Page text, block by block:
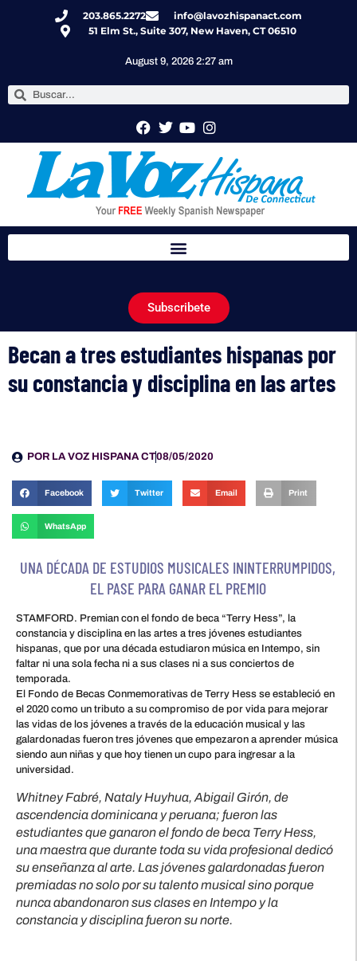
203.865.2272
info@lavozhispanact.com
51 Elm St., Suite 307, New Haven, CT 06510
August 9, 2026 2:27 am
Subscribete
Becan a tres estudiantes hispanas por
su constancia y disciplina en las artes
POR LA VOZ HISPANA CT08/05/2020
Facebook Twitter Email Print
WhatsApp
UNA DÉCADA DE ESTUDIOS MUSICALES ININTERRUMPIDOS,
EL PASE PARA GANAR EL PREMIO
STAMFORD. Premian con el fondo de beca “Terry Hess”, la
constancia y disciplina en las artes a tres jóvenes estudiantes
hispanas, que por una década estudiaron música en Intempo, sin
faltar ni una sola fecha ni a sus clases ni a sus conciertos de
temporada.
El Fondo de Becas Conmemorativas de Terry Hess se estableció en
el 2020 como un tributo a su compromiso de por vida para mejorar
las vidas de los jóvenes a través de la educación musical y las
galardonadas fueron tres jóvenes que empezaron a aprender música
siendo aun niñas y que hoy tienen un cupo para ingresar a la
universidad.
Whitney Fabré, Nataly Huyhua, Abigail Girón, de
ascendencia dominicana y peruana; fueron las
estudiantes que ganaron el fondo de beca Terry Hess,
una maestra que durante toda su vida profesional dedicó
su enseñanza al arte. Las jóvenes galardonadas fueron
premiadas no solo por su talento musical sino porque
nunca abandonaron sus clases en Intempo y la
constancia y disciplina fueron su norte.